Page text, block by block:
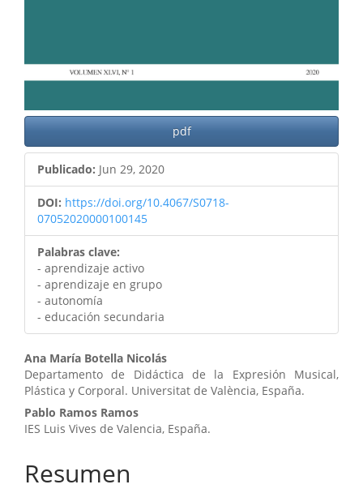
pdf
Publicado: Jun 29, 2020
DOI: https://doi.org/10.4067/S0718-
07052020000100145
Palabras clave:
- aprendizaje activo
- aprendizaje en grupo
- autonomía
- educación secundaria
Contenido
principal
del
artículo
Ana María Botella Nicolás
Departamento de Didáctica de la Expresión Musical,
Plástica y Corporal. Universitat de València, España.
Pablo Ramos Ramos
IES Luis Vives de Valencia, España.
Resumen